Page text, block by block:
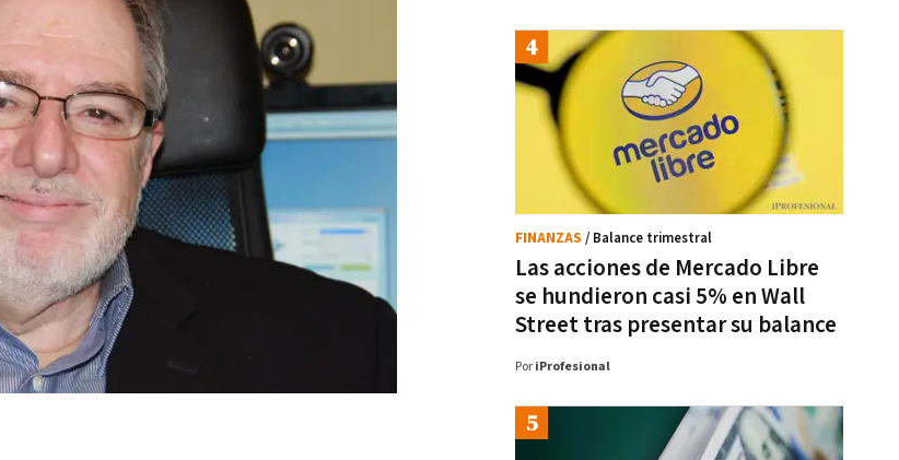
Las acciones de Mercado Libre
se hundieron casi 5% en Wall
Street tras presentar su balance
FINANZAS / Balance trimestral
Por iProfesional